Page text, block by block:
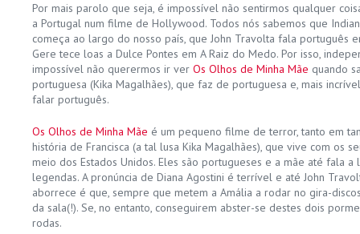
Por mais parolo que seja, é impossível não sentirmos qualquer
a Portugal num filme de Hollywood. Todos nós sabemos que
começa ao largo do nosso país, que John Travolta fala português
Gere tece loas a Dulce Pontes em A Raiz do Medo. Por isso,
impossível não querermos ir ver Os Olhos de Minha Mãe quando
portuguesa (Kika Magalhães), que faz de portuguesa e, mais
falar português.
Os Olhos de Minha Mãe é um pequeno filme de terror, tanto em
história de Francisca (a tal lusa Kika Magalhães), que vive com os
meio dos Estados Unidos. Eles são portugueses e a mãe até fala a
legendas. A pronúncia de Diana Agostini é terrível e até John
aborrece é que, sempre que metem a Amália a rodar no gira-
da sala(!). Se, no entanto, conseguirem abster-se destes dois
rodas.